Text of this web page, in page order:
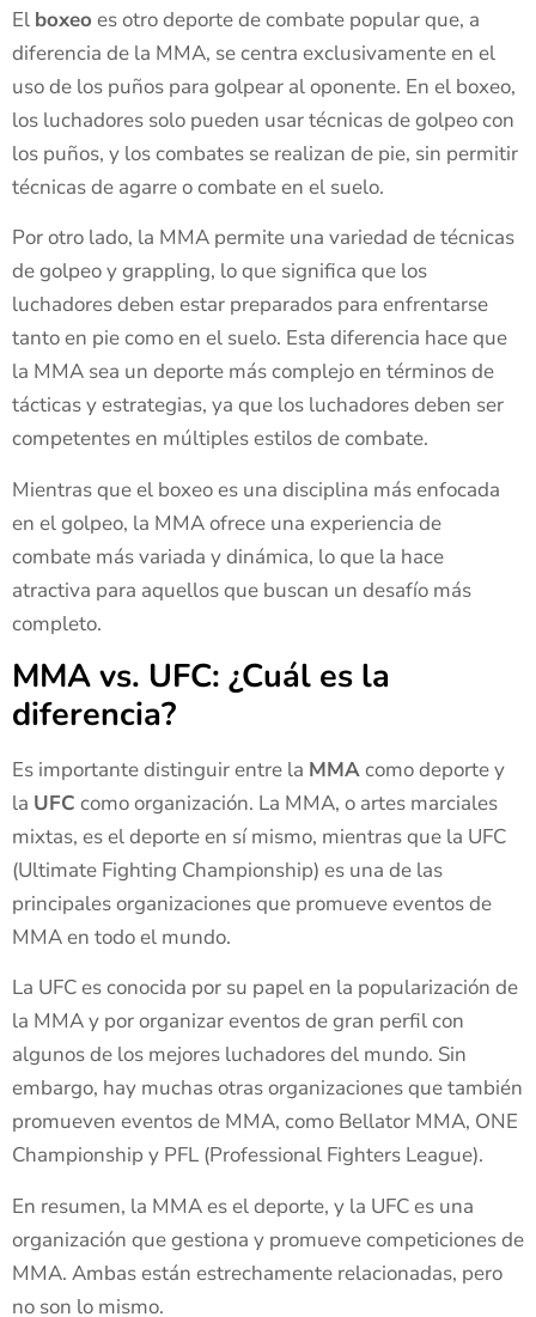
El boxeo es otro deporte de combate popular que, a
diferencia de la MMA, se centra exclusivamente en el
uso de los puños para golpear al oponente. En el boxeo,
los luchadores solo pueden usar técnicas de golpeo con
los puños, y los combates se realizan de pie, sin permitir
técnicas de agarre o combate en el suelo.
Por otro lado, la MMA permite una variedad de técnicas
de golpeo y grappling, lo que significa que los
luchadores deben estar preparados para enfrentarse
tanto en pie como en el suelo. Esta diferencia hace que
la MMA sea un deporte más complejo en términos de
tácticas y estrategias, ya que los luchadores deben ser
competentes en múltiples estilos de combate.
Mientras que el boxeo es una disciplina más enfocada
en el golpeo, la MMA ofrece una experiencia de
combate más variada y dinámica, lo que la hace
atractiva para aquellos que buscan un desafío más
completo.
MMA vs. UFC: ¿Cuál es la
diferencia?
Es importante distinguir entre la MMAcomo deporte y
la UFC como organización. La MMA, o artes marciales
mixtas, es el deporte en sí mismo, mientras que la UFC
(Ultimate Fighting Championship) es una de las
principales organizaciones que promueve eventos de
MMA en todo el mundo.
La UFC es conocida por su papel en la popularización de
la MMA y por organizar eventos de gran perfil con
algunos de los mejores luchadores del mundo. Sin
embargo, hay muchas otras organizaciones que también
promueven eventos de MMA, como Bellator MMA, ONE
Championship y PFL (Professional Fighters League).
En resumen, la MMA es el deporte, y la UFC es una
organización que gestiona y promueve competiciones de
MMA. Ambas están estrechamente relacionadas, pero
no son lo mismo.